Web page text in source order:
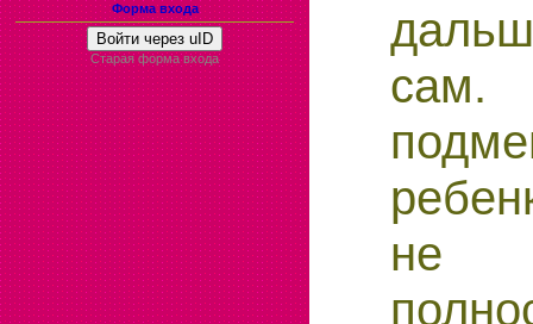
Форма входа
Войти через uID
Старая форма входа
не